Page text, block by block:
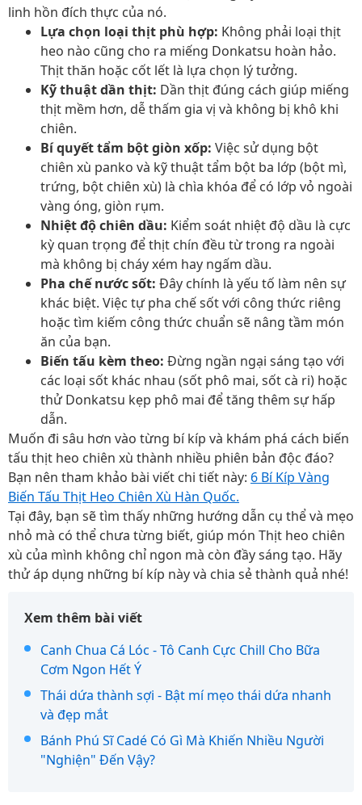
linh hồn đích thực của nó.
Lựa chọn loại thịt phù hợp: Không phải loại thịt
heo nào cũng cho ra miếng Donkatsu hoàn hảo.
Thịt thăn hoặc cốt lết là lựa chọn lý tưởng.
Kỹ thuật dần thịt: Dần thịt đúng cách giúp miếng
thịt mềm hơn, dễ thấm gia vị và không bị khô khi
chiên.
Bí quyết tẩm bột giòn xốp: Việc sử dụng bột
chiên xù panko và kỹ thuật tẩm bột ba lớp (bột mì,
trứng, bột chiên xù) là chìa khóa để có lớp vỏ ngoài
vàng óng, giòn rụm.
Nhiệt độ chiên dầu: Kiểm soát nhiệt độ dầu là cực
kỳ quan trọng để thịt chín đều từ trong ra ngoài
mà không bị cháy xém hay ngấm dầu.
Pha chế nước sốt: Đây chính là yếu tố làm nên sự
khác biệt. Việc tự pha chế sốt với công thức riêng
hoặc tìm kiếm công thức chuẩn sẽ nâng tầm món
ăn của bạn.
Biến tấu kèm theo: Đừng ngần ngại sáng tạo với
các loại sốt khác nhau (sốt phô mai, sốt cà ri) hoặc
thử Donkatsu kẹp phô mai để tăng thêm sự hấp
dẫn.
Muốn đi sâu hơn vào từng bí kíp và khám phá cách biến
tấu thịt heo chiên xù thành nhiều phiên bản độc đáo?
Bạn nên tham khảo bài viết chi tiết này: 6 Bí Kíp Vàng
Biến Tấu Thịt Heo Chiên Xù Hàn Quốc.
Tại đây, bạn sẽ tìm thấy những hướng dẫn cụ thể và mẹo
nhỏ mà có thể chưa từng biết, giúp món Thịt heo chiên
xù của mình không chỉ ngon mà còn đầy sáng tạo. Hãy
thử áp dụng những bí kíp này và chia sẻ thành quả nhé!
Xem thêm bài viết
Canh Chua Cá Lóc - Tô Canh Cực Chill Cho Bữa
Cơm Ngon Hết Ý
Thái dứa thành sợi - Bật mí mẹo thái dứa nhanh
và đẹp mắt
Bánh Phú Sĩ Cadé Có Gì Mà Khiến Nhiều Người
"Nghiện" Đến Vậy?